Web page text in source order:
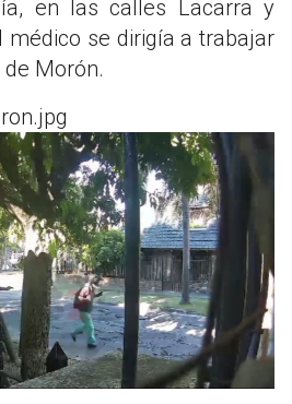
en las calles Lacarra y
médico se dirigía a trabajar
Morón.